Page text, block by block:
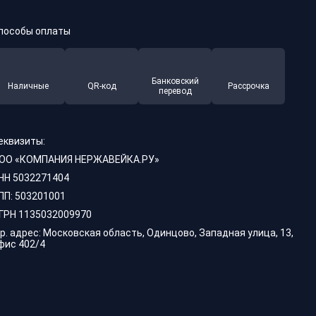
оплаты
Наличные QR-код
Банковский
перевод
Рассрочка
«КОМПАНИЯ НЕРЖАВЕЙКА.РУ»
5032271404
503201001
1135032009970
адрес: Московская область, Одинцово, Западная улица, 13,
402/4